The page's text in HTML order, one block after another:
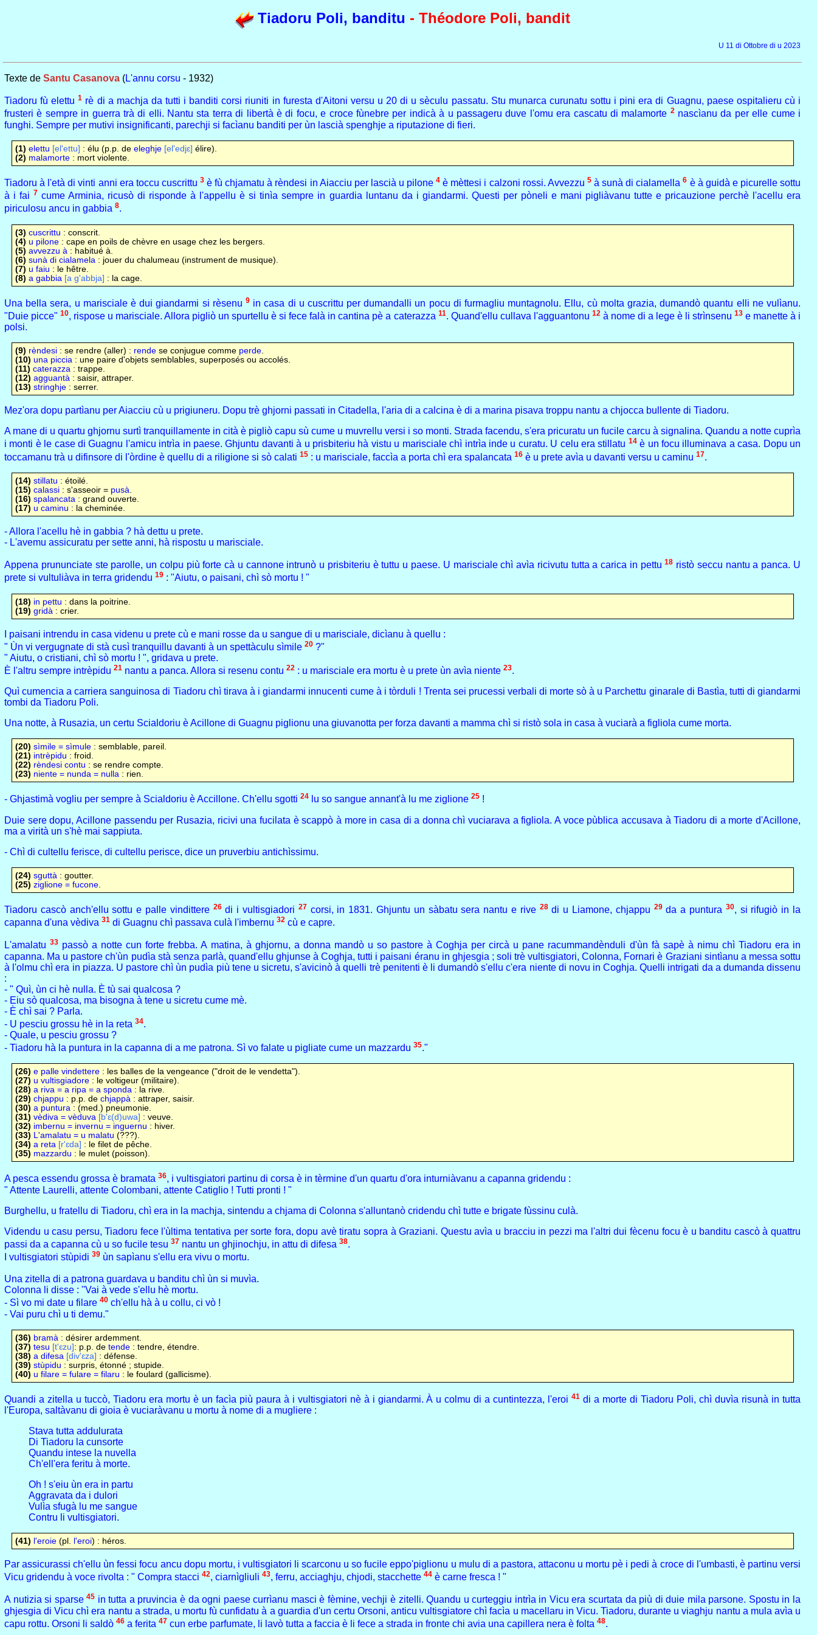
Tiadoru Poli, banditu - Théodore Poli, bandit
U 11 di Ottobre di u 2023
Texte de Santu Casanova (L'annu corsu - 1932)
Tiadoru fù elettu1 rè di a machja da tutti i banditi corsi riuniti in furesta d'Aitoni versu u 20 di u sèculu passatu. Stu munarca curunatu sottu i pini era di Guagnu, paese ospitalieru cù i
frusteri è sempre in guerra trà di elli. Nantu sta terra di libertà è di focu, e croce fùnebre per indicà à u passageru duve l'omu era cascatu di malamorte 2nascìanu da per elle cume i
funghi. Sempre per mutivi insignificanti, parechji si facìanu banditi per ùn lascià spenghje a riputazione di fieri.
(1) elettu [el'ettu] : élu (p.p. de eleghje [el'edjɛ] élire).
(2) malamorte: mort violente.
Tiadoru à l'età di vinti anni era toccu cuscrittu 3è fù chjamatu à rèndesi in Aiacciu per lascià u pilone4 è mèttesi i calzoni rossi. Avvezzu 5à sunà di cialamella6 è à guidà e picurelle sottu
à i fai 7 cume Arminia, ricusò di risponde à l'appellu è si tinìa sempre in guardia luntanu da i giandarmi. Questi per pòneli e mani pigliàvanu tutte e pricauzione perchè l'acellu era
piriculosu ancu in gabbia 8.
(3) cuscrittu : conscrit.
(4) u pilone: cape en poils de chèvre en usage chez les bergers.
(5) avvezzu à : habitué à.
(6) sunà di cialamela : jouer du chalumeau (instrument de musique).
(7) u faiu : le hêtre.
(8) a gabbia [a g'abbja] : la cage.
Una bella sera, u marisciale è dui giandarmi si rèsenu 9in casa di u cuscrittu per dumandalli un pocu di furmagliu muntagnolu. Ellu, cù molta grazia, dumandò quantu elli ne vulìanu.
"Duie picce"10, rispose u marisciale. Allora pigliò un spurtellu è si fece falà in cantina pè a caterazza 11. Quand'ellu cullava l'agguantonu 12à nome di a lege è li strìnsenu 13e manette à i
polsi.
(9) rèndesi: se rendre (aller) : rendese conjugue comme perde.
(10) una piccia: une paire d'objets semblables, superposés ou accolés.
(11) caterazza : trappe.
(12) agguantà: saisir, attraper.
(13) stringhje: serrer.
Mez'ora dopu partìanu per Aiacciu cù u prigiuneru. Dopu trè ghjorni passati in Citadella, l'aria di a calcina è di a marina pisava troppu nantu a chjocca bullente di Tiadoru.
A mane di u quartu ghjornu surtì tranquillamente in cità è pigliò capu sù cume u muvrellu versi i so monti. Strada facendu, s'era pricuratu un fucile carcu à signalina. Quandu a notte cuprìa
i monti è le case di Guagnu l'amicu intrìa in paese. Ghjuntu davanti à u prisbiteriu hà vistu u marisciale chì intrìa inde u curatu. U celu era stillatu 14è un focu illuminava a casa. Dopu un
toccamanu trà u difinsore di l'òrdine è quellu di a riligione si sò calati 15 : u marisciale, faccìa a porta chì era spalancata 16 è u prete avìa u davanti versu u caminu 17.
(14) stillatu : étoilé.
(15) calassi: s'asseoir = pusà.
(16) spalancata: grand ouverte.
(17) u caminu : la cheminée.
- Allora l'acellu hè in gabbia ? hà dettu u prete.
- L'avemu assicuratu per sette anni, hà rispostu u marisciale.
Appena prununciate ste parolle, un colpu più forte cà u cannone intrunò u prisbiteriu è tuttu u paese. U marisciale chì avìa ricivutu tutta a carica in pettu18 ristò seccu nantu a panca. U
prete si vultuliàva in terra gridendu 19 : "Aiutu, o paisani, chì sò mortu ! "
(18) in pettu : dans la poitrine.
(19) gridà : crier.
I paisani intrendu in casa videnu u prete cù e mani rosse da u sangue di u marisciale, dicìanu à quellu :
" Ùn vi vergugnate di stà cusì tranquillu davanti à un spettàculu sìmile 20 ?"
" Aiutu, o cristiani, chì sò mortu ! ", gridava u prete.
È l'altru sempre intrèpidu 21 nantu a panca. Allora si resenu contu 22 : u marisciale era mortu è u prete ùn avìa niente 23.
Quì cumencia a carriera sanguinosa di Tiadoru chì tirava à i giandarmi innucenti cume à i tòrduli ! Trenta sei prucessi verbali di morte sò à u Parchettu ginarale di Bastìa, tutti di giandarmi
tombi da Tiadoru Poli.
Una notte, à Rusazia, un certu Scialdoriu è Acillone di Guagnu piglionu una giuvanotta per forza davanti a mamma chì si ristò sola in casa à vuciarà a figliola cume morta.
(20) sìmile = sìmule: semblable, pareil.
(21) intrèpidu : froid.
(22) rèndesi contu : se rendre compte.
(23) niente = nunda = nulla : rien.
- Ghjastimà vogliu per sempre à Scialdoriu è Accillone. Ch'ellu sgotti 24 lu so sangue annant'à lu me ziglione 25 !
Duie sere dopu, Acillone passendu per Rusazia, ricivi una fucilata è scappò à more in casa di a donna chì vuciarava a figliola. A voce pùblica accusava à Tiadoru di a morte d'Acillone,
ma a virità un s'hè mai sappiuta.
- Chì di cultellu ferisce, di cultellu perisce, dice un pruverbiu antichìssimu.
(24) sguttà : goutter.
(25) ziglione = fucone.
Tiadoru cascò anch'ellu sottu e palle vindittere 26di i vultisgiadori 27 corsi, in 1831. Ghjuntu un sàbatu sera nantu e rive 28di u Liamone, chjappu 29da a puntura 30, si rifugiò in la
capanna d'una vèdiva 31 di Guagnu chì passava culà l'imbernu 32 cù e capre.
L'amalatu33 passò a notte cun forte frebba. A matina, à ghjornu, a donna mandò u so pastore à Coghja per circà u pane racummandènduli d'ùn fà sapè à nimu chì Tiadoru era in
capanna. Ma u pastore ch'ùn pudìa stà senza parlà, quand'ellu ghjunse à Coghja, tutti i paisani éranu in ghjesgia ; soli trè vultisgiatori, Colonna, Fornari è Graziani sintìanu a messa sottu
à l'olmu chì era in piazza. U pastore chì ùn pudìa più tene u sicretu, s'avicinò à quelli trè penitenti è li dumandò s'ellu c'era niente di novu in Coghja. Quelli intrigati da a dumanda dissenu
:
- " Quì, ùn ci hè nulla. È tù sai qualcosa ?
- Eiu sò qualcosa, ma bisogna à tene u sicretu cume mè.
- È chì sai ? Parla.
- U pesciu grossu hè in la reta 34.
- Quale, u pesciu grossu ?
- Tiadoru hà la puntura in la capanna di a me patrona. Sì vo falate u pigliate cume un mazzardu 35."
(26) e palle vindettere : les balles de la vengeance ("droit de le vendetta").
(27) u vultisgiadore: le voltigeur (militaire).
(28) a riva = a ripa = a sponda : la rive.
(29) chjappu : p.p. de chjappà: attraper, saisir.
(30) a puntura: (med.) pneumonie.
(31) vèdiva = vèduva[b'ɛ(d)uwa] : veuve.
(32) imbernu = invernu = inguernu : hiver.
(33) L'amalatu = u malatu (???).
(34) a reta [r'ɛda] : le filet de pêche.
(35) mazzardu : le mulet (poisson).
A pesca essendu grossa è bramata 36, i vultisgiatori partinu di corsa è in tèrmine d'un quartu d'ora inturniàvanu a capanna gridendu :
" Attente Laurelli, attente Colombani, attente Catiglio ! Tutti pronti ! "
Burghellu, u fratellu di Tiadoru, chì era in la machja, sintendu a chjama di Colonna s'alluntanò cridendu chì tutte e brigate fùssinu culà.
Videndu u casu persu, Tiadoru fece l'ùltima tentativa per sorte fora, dopu avè tiratu sopra à Graziani. Questu avìa u bracciu in pezzi ma l'altri dui fècenu focu è u banditu cascò à quattru
passi da a capanna cù u so fucile tesu 37 nantu un ghjinochju, in attu di difesa 38.
I vultisgiatori stùpidi 39 ùn sapìanu s'ellu era vivu o mortu.
Una zitella di a patrona guardava u banditu chì ùn si muvìa.
Colonna li disse : ''Vai à vede s'ellu hè mortu.
- Sì vo mi date u filare 40 ch'ellu hà à u collu, ci vò !
- Vai puru chì u ti demu."
(36) bramà : désirer ardemment.
(37) tesu [t'ɛzu]: p.p. de tende: tendre, étendre.
(38) a difesa [div'ɛza] : défense.
(39) stùpidu : surpris, étonné ; stupide.
(40) u filare = fulare = filaru : le foulard (gallicisme).
Quandi a zitella u tuccò, Tiadoru era mortu è un facìa più paura à i vultisgiatori nè à i giandarmi. À u colmu di a cuntintezza, l'eroi41 di a morte di Tiadoru Poli, chì duvìa risunà in tutta
l'Europa, saltàvanu di gioia è vuciaràvanu u mortu à nome di a mugliere :
Stava tutta addulurata
Di Tiadoru la cunsorte
Quandu intese la nuvella
Ch'ell'era feritu à morte.
Oh ! s'eiu ùn era in partu
Aggravata da i dulori
Vulìa sfugà lu me sangue
Contru li vultisgiatori.
(41) l'eroie(pl. l'eroi) : héros.
Par assicurassi ch'ellu ùn fessi focu ancu dopu mortu, i vultisgiatori li scarconu u so fucile eppo'piglionu u mulu di a pastora, attaconu u mortu pè i pedi à croce di l'umbasti, è partinu versi
Vicu gridendu à voce rivolta : " Compra stacci 42, ciarnìgliuli 43, ferru, acciaghju, chjodi, stacchette 44 è carne fresca ! "
A nutizia si sparse45 in tutta a pruvincia è da ogni paese currìanu masci è fèmine, vechji è zitelli. Quandu u curteggiu intrìa in Vicu era scurtata da più di duie mila parsone. Spostu in la
ghjesgia di Vicu chì era nantu a strada, u mortu fù cunfidatu à a guardia d'un certu Orsoni, anticu vultisgiatore chì facìa u macellaru in Vicu. Tiadoru, durante u viaghju nantu a mula avìa u
capu rottu. Orsoni li saldò 46 a ferita 47 cun erbe parfumate, li lavò tutta a faccia è li fece a strada in fronte chi avia una capillera nera è folta 48.